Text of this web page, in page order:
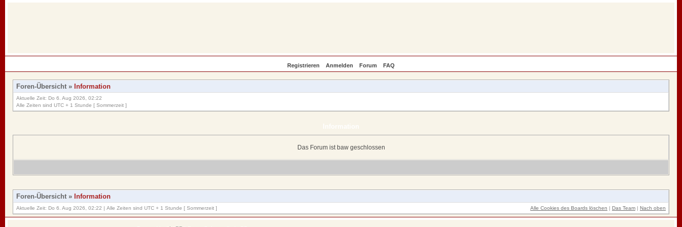
Registrieren Anmelden Forum FAQ
Foren-Übersicht » Information
Aktuelle Zeit: Do 6. Aug 2026, 02:22
Alle Zeiten sind UTC + 1 Stunde [ Sommerzeit ]
Das Forum ist baw geschlossen
Foren-Übersicht » Information
Aktuelle Zeit: Do 6. Aug 2026, 02:22 | Alle Zeiten sind UTC + 1 Stunde [ Sommerzeit ] Alle Cookies des Boards löschen | Das Team | Nach oben